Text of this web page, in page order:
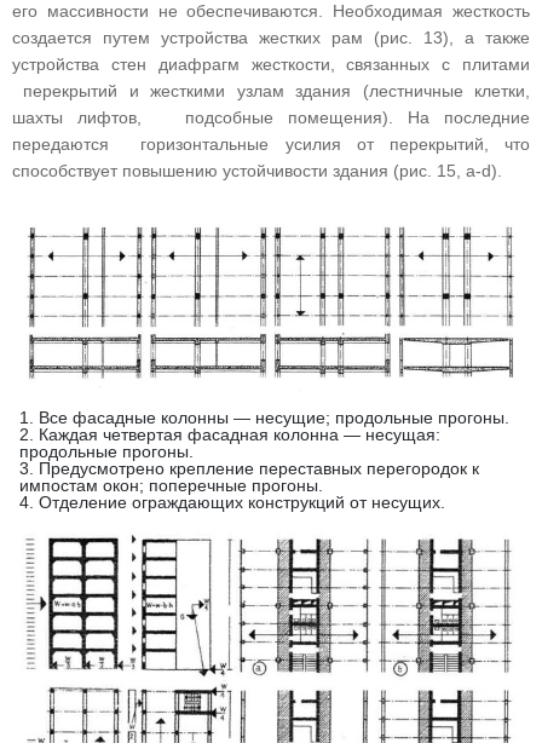
его массивности не обеспечиваются. Необходимая жесткость
создается путем устройства жестких рам (рис. 13), а также
устройства стен диафрагм жесткости, связанных с плитами
перекрытий и жесткими узлам здания (лестничные клетки,
шахты лифтов, подсобные помещения). На последние
передаются горизонтальные усилия от перекрытий, что
способствует повышению устойчивости здания (рис. 15, a-d).
1. Все фасадные колонны — несущие; продольные прогоны.
2. Каждая четвертая фасадная колонна — несущая:
продольные прогоны.
3. Предусмотрено крепление переставных перегородок к
импостам окон; поперечные прогоны.
4. Отделение ограждающих конструкций от несущих.